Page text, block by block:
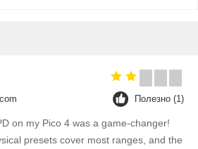
Полезно (1)
on my Pico 4 was a game-changer!
presets cover most ranges, and the